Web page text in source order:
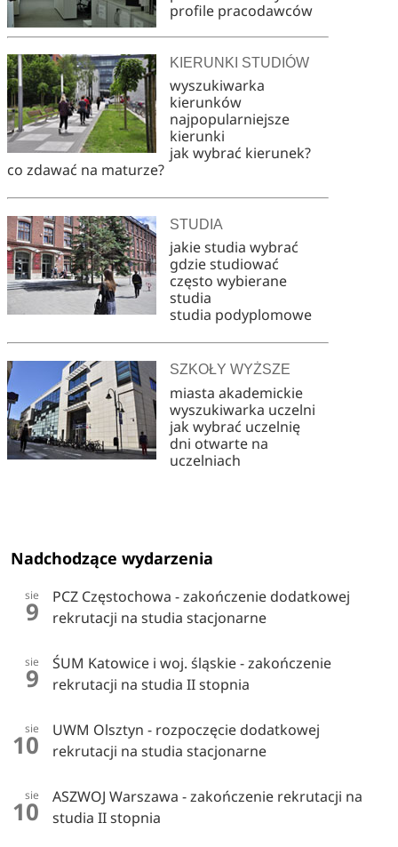
profile pracodawców
KIERUNKI STUDIÓW
wyszukiwarka
kierunków
najpopularniejsze
kierunki
jak wybrać kierunek?
co zdawać na maturze?
STUDIA
jakie studia wybrać
gdzie studiować
często wybierane
studia
studia podyplomowe
SZKOŁY WYŻSZE
miasta akademickie
wyszukiwarka uczelni
jak wybrać uczelnię
dni otwarte na
uczelniach
Nadchodzące wydarzenia
sie
9
PCZ Częstochowa - zakończenie dodatkowej
rekrutacji na studia stacjonarne
sie
9
ŚUM Katowice i woj. śląskie - zakończenie
rekrutacji na studia II stopnia
sie
10
UWM Olsztyn - rozpoczęcie dodatkowej
rekrutacji na studia stacjonarne
sie
10
ASZWOJ Warszawa - zakończenie rekrutacji na
studia II stopnia